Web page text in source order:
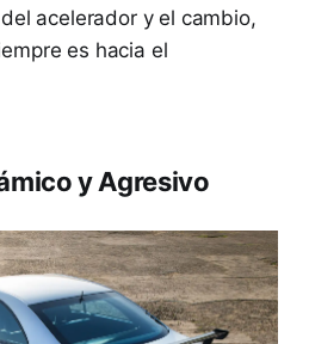
acelerador y el cambio,
es hacia el
y Agresivo